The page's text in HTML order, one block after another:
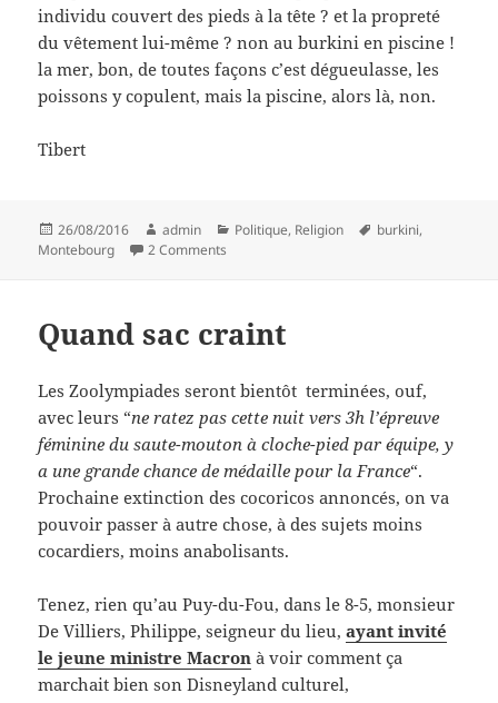
individu couvert des pieds à la tête ? et la propreté
du vêtement lui-même ? non au burkini en piscine !
la mer, bon, de toutes façons c’est dégueulasse, les
poissons y copulent, mais la piscine, alors là, non.
Tibert
Posted
on
26/08/2016 Author
admin Categories
Politique, Religion Tags
burkini,
Montebourg
2 Comments
Quand sac craint
Les Zoolympiades seront bientôt terminées, ouf,
avec leurs “ne ratez pas cette nuit vers 3h l’épreuve
féminine du saute-mouton à cloche-pied par équipe, y
a une grande chance de médaille pour la France“.
Prochaine extinction des cocoricos annoncés, on va
pouvoir passer à autre chose, à des sujets moins
cocardiers, moins anabolisants.
Tenez, rien qu’au Puy-du-Fou, dans le 8-5, monsieur
De Villiers, Philippe, seigneur du lieu,ayant invité
le jeune ministre Macron à voir comment ça
marchait bien son Disneyland culturel,